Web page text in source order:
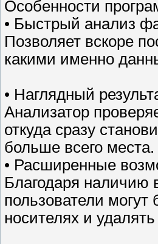
Особенности
• Быстрый анализ
Позволяет вскоре
какими именно
• Наглядный
Анализатор
откуда сразу
больше всего места.
• Расширенные
Благодаря наличию
пользователи
носителях и